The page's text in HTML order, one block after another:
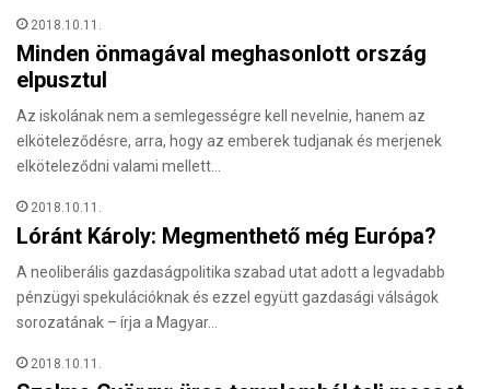
2018.10.11.
Minden önmagával meghasonlott ország
elpusztul
Az iskolának nem a semlegességre kell nevelnie, hanem az
elköteleződésre, arra, hogy az emberek tudjanak és merjenek
elköteleződni valami mellett…
2018.10.11.
Lóránt Károly: Megmenthető még Európa?
A neoliberális gazdaságpolitika szabad utat adott a legvadabb
pénzügyi spekulációknak és ezzel együtt gazdasági válságok
sorozatának – írja a Magyar…
2018.10.11.